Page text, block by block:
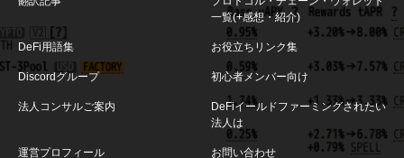
一覧(+感想・紹介)
DeFi用語集 お役立ちリンク集
Discordグループ 初心者メンバー向け
法人コンサルご案内
DeFiイールドファーミングされたい
法人は
運営プロフィール お問い合わせ